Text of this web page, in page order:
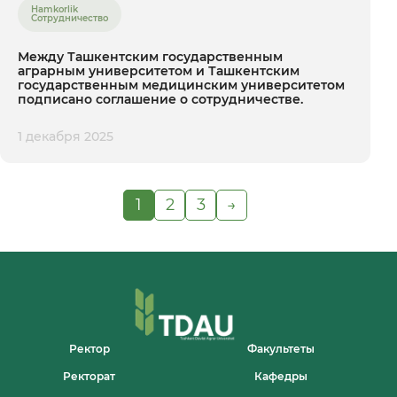
Hamkorlik
Сотрудничество
Между Ташкентским государственным
аграрным университетом и Ташкентским
государственным медицинским университетом
подписано соглашение о сотрудничестве.
1 декабря 2025
1 2 3 →
Ректор Факультеты
Ректорат Кафедры